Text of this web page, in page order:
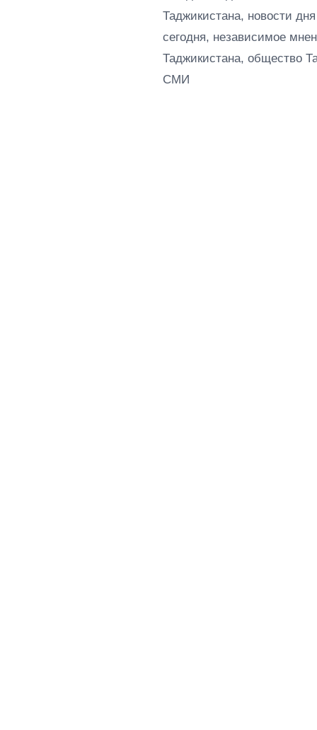
Таджикистана, новости
сегодня, независимое
Таджикистана, общество
СМИ